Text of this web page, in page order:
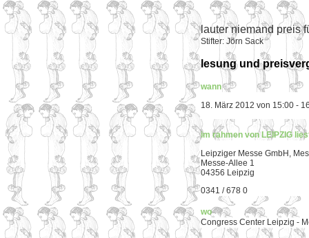
lauter niemand preis
Stifter: Jörn Sack
lesung und
wann
18. März 2012 von 15:00 -
im rahmen von LEIPZIG
Leipziger Messe GmbH,
Messe-Allee 1
04356 Leipzig
0341 / 678 0
wo
Congress Center Leipzig -